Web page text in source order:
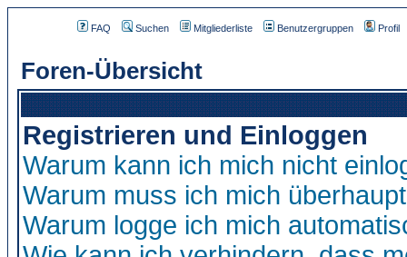
FAQ Suchen Mitgliederliste Benutzergruppen Profil
Foren-Übersicht
Registrieren und Einloggen
Warum kann ich mich nicht
Warum muss ich mich
Warum logge ich mich